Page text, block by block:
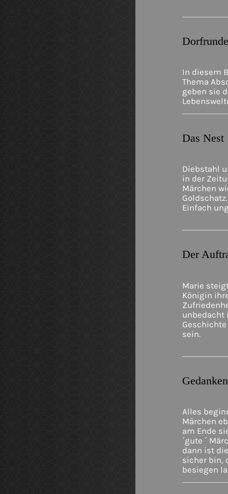
In diesem
Thema
geben sie
Das Nest
Diebstahl
in der
Märchen
Goldschatz.
Einfach
Der
Marie
Königin
unbedacht
sein.
Alles
Märchen
am Ende
´gute ´
dann ist
sicher bin,
besiegen